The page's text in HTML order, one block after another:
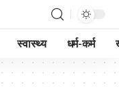
स्वास्थ्य धर्म-कर्म